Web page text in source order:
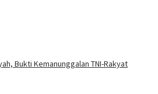
Bukti Kemanunggalan TNI-Rakyat